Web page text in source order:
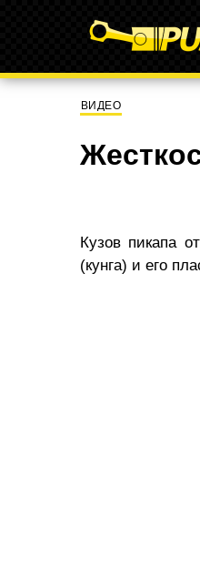
ВИДЕО
Кузов пикапа
(кунга) и его